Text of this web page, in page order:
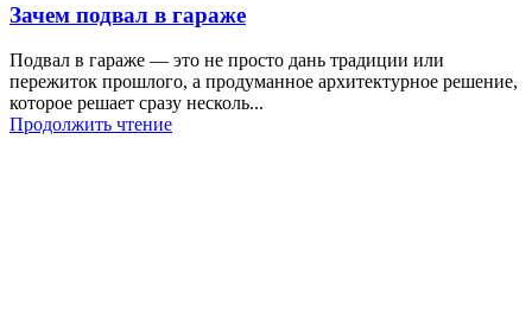
Зачем подвал в гараже
Подвал в гараже — это не просто дань традиции или
пережиток прошлого, а продуманное архитектурное решение,
которое решает сразу несколь...
Продолжить чтение